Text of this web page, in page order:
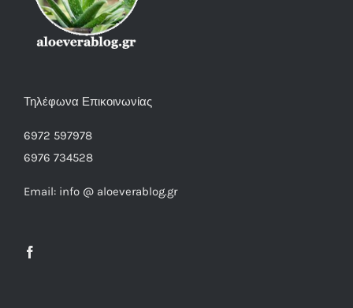
Τηλέφωνα Επικοινωνίας
6972 597978
6976 734528
Email: info @ aloeverablog.gr